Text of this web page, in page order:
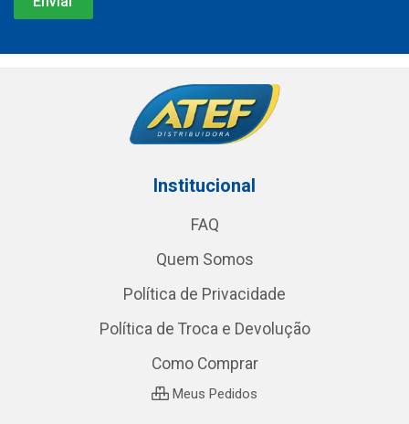
Institucional
FAQ
Quem Somos
Política de Privacidade
Política de Troca e Devolução
Como Comprar
Meus Pedidos